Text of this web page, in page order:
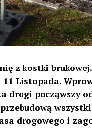
z kostki
Listopada.
drogi począwszy
drogowego i